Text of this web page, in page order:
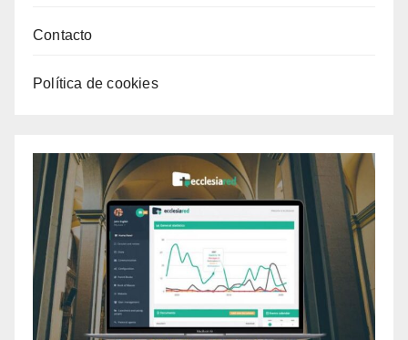
Contacto
Política de cookies